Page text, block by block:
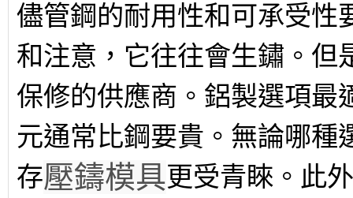
儘管鋼的耐用性和可承受性
和注意，它往往會生鏽。但
保修的供應商。鋁製選項最
元通常比鋼要貴。無論哪種
存壓鑄模具更受青睞。此